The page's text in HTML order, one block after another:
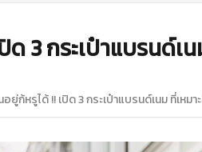
ด 3 กระเป๋าแบรนด์เ
อยู่ก้หรูได้ !! เปิด 3 กระเป๋าแบรนด์เนม ที่เหม